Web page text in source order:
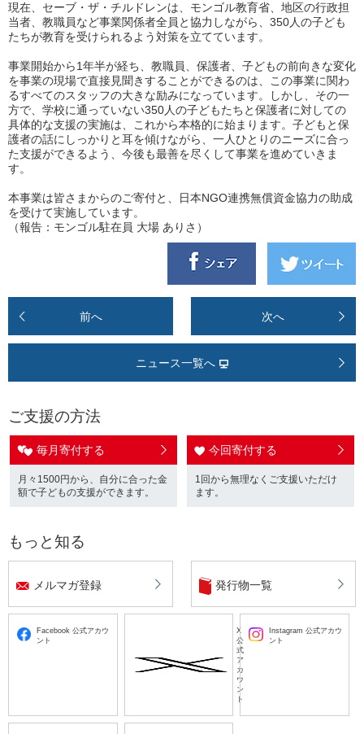
現在、セーブ・ザ・チルドレンは、モンゴル教育省、地区の行政担
当者、教職員など事業関係者全員と協力しながら、350人の子ども
たちが教育を受けられるよう対策を立てています。
事業開始から1年半が経ち、教職員、保護者、子どもの前向きな変化
を事業の現場で直接見聞きすることができるのは、この事業に関わ
るすべてのスタッフの大きな励みになっています。しかし、その一
方で、学校に通っていない350人の子どもたちと保護者に対しての
具体的な支援の実施は、これから本格的に始まります。子どもと保
護者の話にしっかりと耳を傾けながら、一人ひとりのニーズに合っ
た支援ができるよう、今後も最善を尽くして事業を進めていきま
す。
本事業は皆さまからのご寄付と、日本NGO連携無償資金協力の助成
を受けて実施しています。
（報告：モンゴル駐在員 大場 ありさ）
前へ 次へ
ニュース一覧へ
ご支援の方法
毎月寄付する
月々1500円から、自分に合った金
額で子どもの支援ができます。
今回寄付する
1回から無理なくご支援いただけ
ます。
もっと知る
メルマガ登録 発行物一覧
Facebook 公式アカウ
ント
X
公
式
ア
カ
ウ
ン
ト
Instagram 公式アカウ
ント